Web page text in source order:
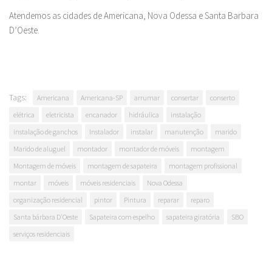
Atendemos as cidades de Americana, Nova Odessa e Santa Barbara
D’Oeste.
Tags: Americana Americana-SP arrumar consertar
conserto
elétrica
eletricista encanador hidráulica
instalação
instalação de ganchos
Instalador instalar manutenção
marido
Marido de aluguel
montador montador de móveis
montagem
Montagem de móveis
montagem de sapateira
montagem profissional
montar
móveis móveis residenciais
Nova Odessa
organização residencial
pintor Pintura reparar
reparo
Santa bárbara D'Oeste
Sapateira com espelho sapateira giratória
SBO
serviços residenciais